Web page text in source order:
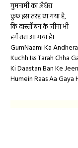
गुमनामी का अँधेरा
कुछ इस तरह छा गया है,
कि दास्ताँ बन के जीना भी
हमें रास आ गया है।
GumNaami Ka Andhera
Kuchh Iss Tarah Chha
Ki Daastan Ban Ke
Humein Raas Aa Gaya